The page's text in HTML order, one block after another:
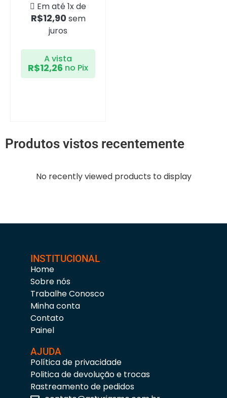
Em até 1x de
R$12,90 sem
juros
A vista
R$12,26 no Pix
Produtos vistos recentemente
No recently viewed products to display
INSTITUCIONAL
Home
Sobre nós
Trabalhe Conosco
Minha conta
Contato
Painel
AJUDA
Política de privacidade
Politica de devolução e trocas
Rastreamento de pedidos